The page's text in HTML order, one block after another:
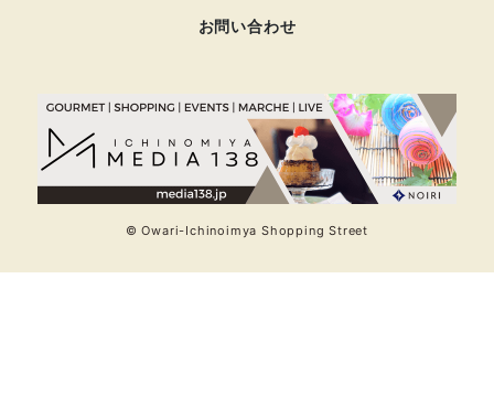
お問い合わせ
© Owari-Ichinoimya Shopping Street